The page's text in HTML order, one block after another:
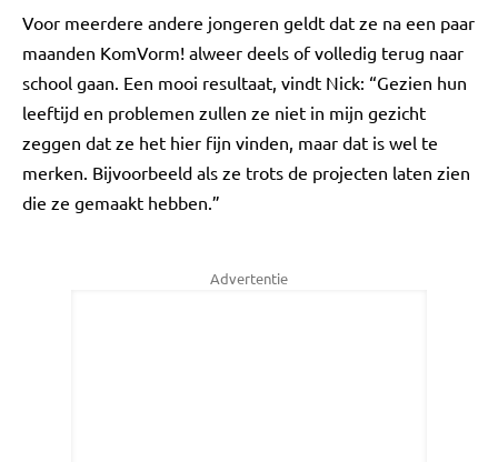
Voor meerdere andere jongeren geldt dat ze na een paar
maanden KomVorm! alweer deels of volledig terug naar
school gaan. Een mooi resultaat, vindt Nick: “Gezien hun
leeftijd en problemen zullen ze niet in mijn gezicht
zeggen dat ze het hier fijn vinden, maar dat is wel te
merken. Bijvoorbeeld als ze trots de projecten laten zien
die ze gemaakt hebben.”
Advertentie